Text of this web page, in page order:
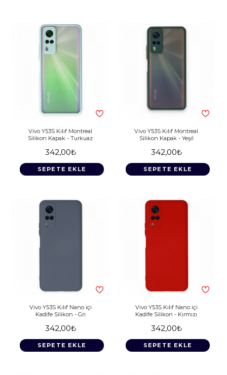
Vivo Y53S Kılıf Montreal
Silikon Kapak - Turkuaz
342,00₺
SEPETE EKLE
Vivo Y53S Kılıf Montreal
Silikon Kapak - Yeşil
342,00₺
SEPETE EKLE
Vivo Y53S Kılıf Nano içi
Kadife Silikon - Gri
342,00₺
SEPETE EKLE
Vivo Y53S Kılıf Nano içi
Kadife Silikon - Kırmızı
342,00₺
SEPETE EKLE